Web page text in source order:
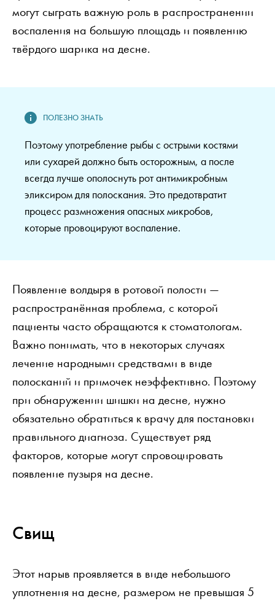
могут сыграть важную роль в распространении
воспаления на большую площадь и появлению
твёрдого шарика на десне.
Поэтому употребление рыбы с острыми костями
или сухарей должно быть осторожным, а после
всегда лучше ополоснуть рот антимикробным
эликсиром для полоскания. Это предотвратит
процесс размножения опасных микробов,
которые провоцируют воспаление.
Появление волдыря в ротовой полости —
распространённая проблема, с которой
пациенты часто обращаются к стоматологам.
Важно понимать, что в некоторых случаях
лечение народными средствами в виде
полосканий и примочек неэффективно. Поэтому
при обнаружении шишки на десне, нужно
обязательно обратиться к врачу для постановки
правильного диагноза. Существует ряд
факторов, которые могут спровоцировать
появление пузыря на десне.
Свищ
Этот нарыв проявляется в виде небольшого
уплотнения на десне, размером не превышая 5